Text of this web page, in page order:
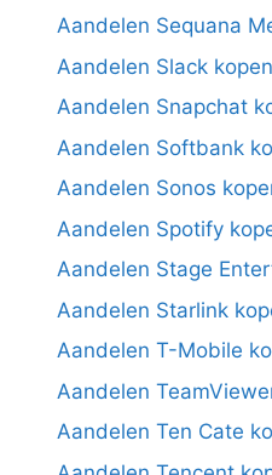
Aandelen Sequana
Aandelen Slack kopen
Aandelen Snapchat
Aandelen Softbank
Aandelen Sonos
Aandelen Spotify
Aandelen Stage
Aandelen Starlink
Aandelen T-Mobile
Aandelen
Aandelen Ten Cate